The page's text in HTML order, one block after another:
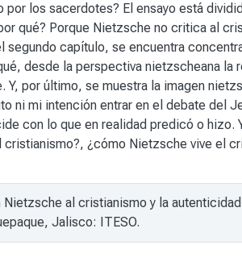
los sacerdotes? El ensayo está
qué? Porque Nietzsche no critica al
segundo capítulo, se encuentra
desde la perspectiva nietzscheana
Y, por último, se muestra la imagen
ni mi intención entrar en el debate del
con lo que en realidad predicó o
¿cómo Nietzsche vive el
al cristianismo y la
Jalisco: ITESO.